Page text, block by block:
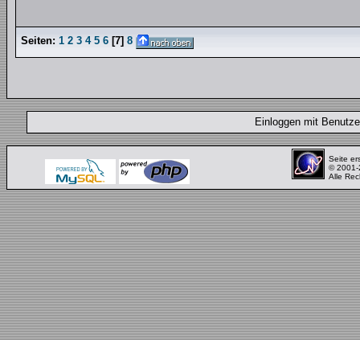
Seiten: 1 2 3 4 5 6 [7] 8
Einloggen mit
Seite
© 2001-
Alle